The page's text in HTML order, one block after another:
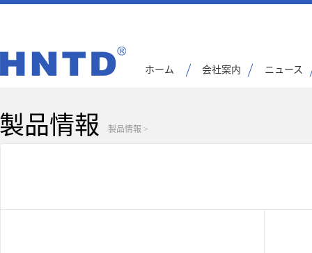
ホーム 会社案内 ニュース
製品情報 製品情報 >